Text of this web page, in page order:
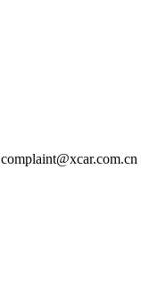
complaint@xcar.com.cn